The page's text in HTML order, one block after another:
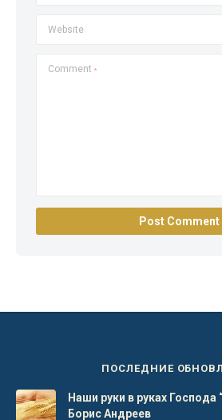
Website
Comment *
ПОСЛЕДНИЕ
Наши руки в руках Господа
Борис Андреев